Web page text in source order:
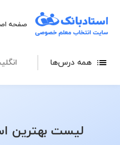
صفحه
همه درس‌ها
لیست بهترین